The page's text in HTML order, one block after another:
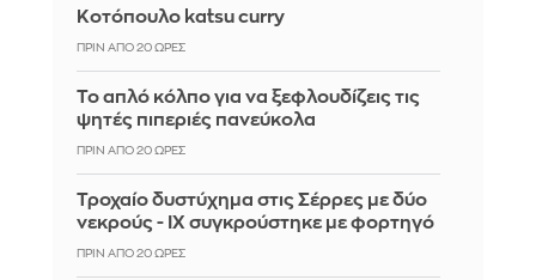
Κοτόπουλο katsu curry
ΠΡΙΝ ΑΠΌ 20 ΏΡΕΣ
Το απλό κόλπο για να ξεφλουδίζεις τις
ψητές πιπεριές πανεύκολα
ΠΡΙΝ ΑΠΌ 20 ΏΡΕΣ
Τροχαίο δυστύχημα στις Σέρρες με δύο
νεκρούς - ΙΧ συγκρούστηκε με φορτηγό
ΠΡΙΝ ΑΠΌ 20 ΏΡΕΣ